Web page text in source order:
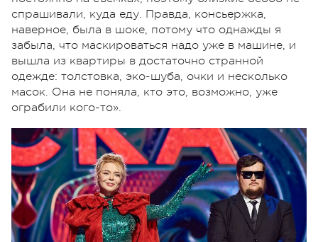
спрашивали, куда еду. Правда, консьержка,
наверное, была в шоке, потому что однажды я
забыла, что маскироваться надо уже в машине, и
вышла из квартиры в достаточно странной
одежде: толстовка, эко-шуба, очки и несколько
масок. Она не поняла, кто это, возможно, уже
ограбили кого-то».